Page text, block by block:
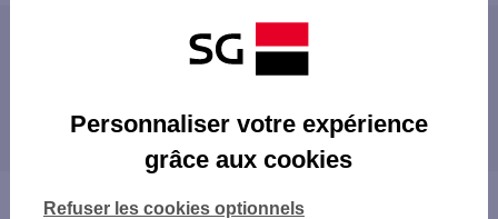
Les agences SG PRO à proximité
BOHAIN
proximité
Vous êtes ici : Accueil
Personnaliser votre expérience
grâce aux cookies
Refuser les cookies optionnels